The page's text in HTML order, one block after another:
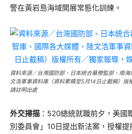
警在黃岩島海域開展常態化訓練。
資料來源／台灣國防部、日本統合幕僚監部、南
文浩軍事資料庫（資料累積至5月14日止截稿）版
請註明出處
外交掃描 ：520總統就職前夕，美國
別委員會」10日提出新法案，授權